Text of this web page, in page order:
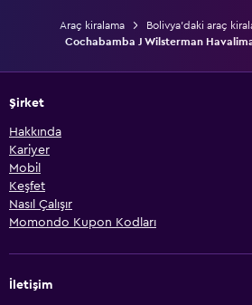
Araç kiralama
Bolivya'daki araç
Cochabamba J Wilsterman
Şirket
Hakkında
Kariyer
Mobil
Keşfet
Nasıl Çalışır
Momondo Kupon Kodları
İletişim